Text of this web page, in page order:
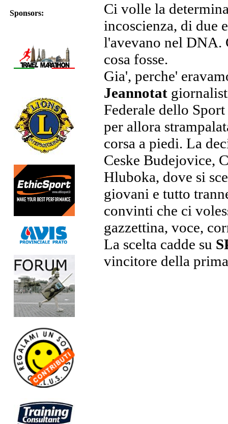
Sponsors:
Ci volle la
incoscienza, di due
l'avevano nel DNA.
cosa fosse.
Gia', perche'
Jeannotat
Federale dello
per allora
corsa a piedi. La
Ceske Budejovice,
Hluboka, dove si
giovani e tutto
convinti che ci
gazzettina, voce,
La scelta cadde su
vincitore della